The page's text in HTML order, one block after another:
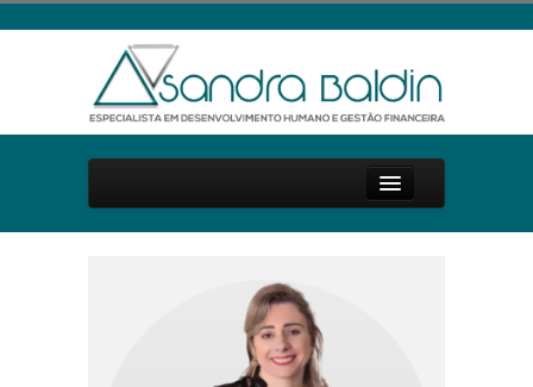
Palestras e Cursos